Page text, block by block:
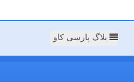
بلاگ پارسی کاو